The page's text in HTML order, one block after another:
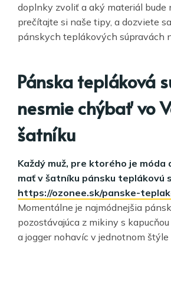
doplnky zvoliť a aký materiál bude
prečítajte si naše tipy, a dozviete
pánskych teplákových súpravách
Pánska tepláková
nesmie chýbať vo
šatníku
Každý muž, pre ktorého je móda
mať v šatníku pánsku teplákovú
https://ozonee.sk/panske-
Momentálne je najmódnejšia
pozostávajúca z mikiny s
a jogger nohavíc v jednotnom štýle